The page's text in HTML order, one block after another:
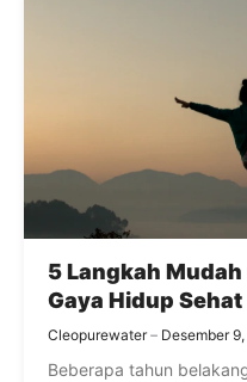
5 Langkah
Gaya Hidup Sehat
Cleopurewater Desember
Beberapa tahun